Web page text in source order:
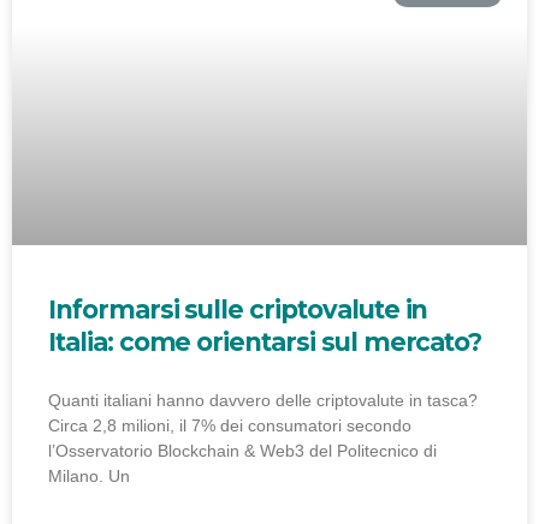
Informarsi sulle criptovalute in
Italia: come orientarsi sul mercato?
Quanti italiani hanno davvero delle criptovalute in tasca?
Circa 2,8 milioni, il 7% dei consumatori secondo
l’Osservatorio Blockchain & Web3 del Politecnico di
Milano. Un